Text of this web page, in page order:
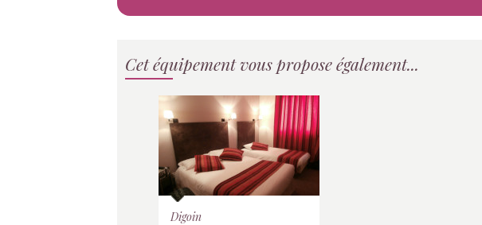
Cet équipement vous propose également...
Digoin